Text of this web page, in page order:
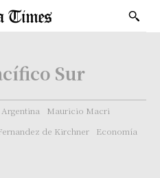
Sur
Argentina
Mauricio Macri
de Kirchner
Economía